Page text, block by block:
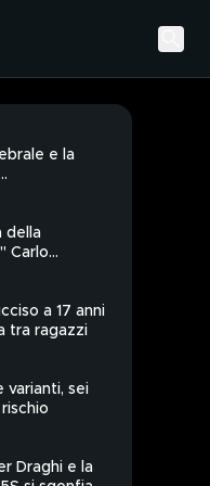
e la
della
Carlo
a 17 anni
tra ragazzi
varianti, sei
Draghi e la